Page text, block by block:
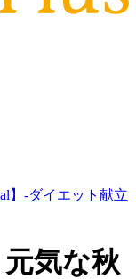
】-ダイエット献立
気な秋